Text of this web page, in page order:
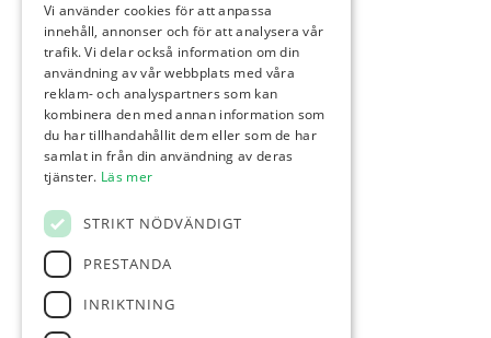
Hickorygolf
Café
Kontakt
Kalender
FÖLJ OSS
KONTAKT
Kungsgården 4, 432 96 Åskloster
info@klosterfjordensgk.se
Vi använder cookies för att anpassa
innehåll, annonser och för att analysera vår
trafik. Vi delar också information om din
användning av vår webbplats med våra
reklam- och analyspartners som kan
kombinera den med annan information som
du har tillhandahållit dem eller som de har
samlat in från din användning av deras
tjänster. Läs mer
STRIKT NÖDVÄNDIGT
PRESTANDA
INRIKTNING